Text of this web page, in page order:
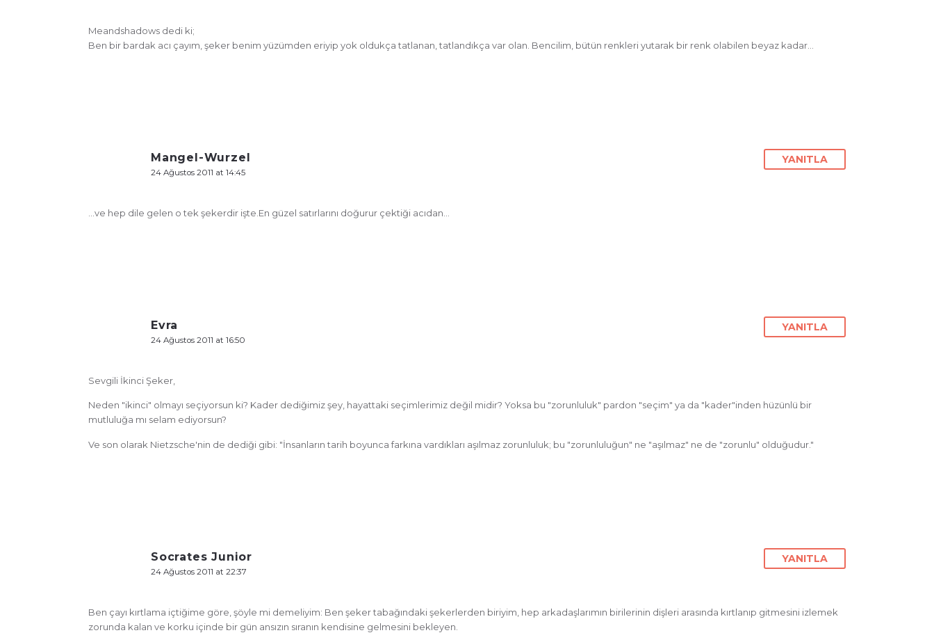
Meandshadows dedi ki;
Ben bir bardak acı çayım, şeker benim yüzümden eriyip yok oldukça tatlanan, tatlandıkça var olan. Bencilim, bütün renkleri yutarak bir renk olabilen beyaz kadar…
Mangel-Wurzel
24 Ağustos 2011 at 14:45
YANITLA
…ve hep dile gelen o tek şekerdir işte.En güzel satırlarını doğurur çektiği acıdan…
Evra
24 Ağustos 2011 at 16:50
YANITLA
Sevgili İkinci Şeker,
Neden "ikinci" olmayı seçiyorsun ki? Kader dediğimiz şey, hayattaki seçimlerimiz değil midir? Yoksa bu "zorunluluk" pardon "seçim" ya da "kader"inden hüzünlü bir
mutluluğa mı selam ediyorsun?
Ve son olarak Nietzsche'nin de dediği gibi: "İnsanların tarih boyunca farkına vardıkları aşılmaz zorunluluk; bu "zorunluluğun" ne "aşılmaz" ne de "zorunlu" olduğudur."
Socrates Junior
24 Ağustos 2011 at 22:37
YANITLA
Ben çayı kırtlama içtiğime göre, şöyle mi demeliyim: Ben şeker tabağındaki şekerlerden biriyim, hep arkadaşlarımın birilerinin dişleri arasında kırtlanıp gitmesini izlemek
zorunda kalan ve korku içinde bir gün ansızın sıranın kendisine gelmesini bekleyen.